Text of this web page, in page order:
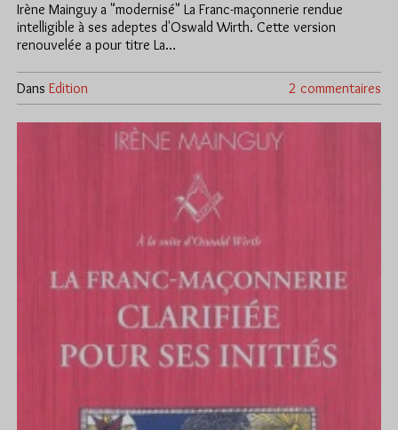
Irène Mainguy a "modernisé" La Franc-maçonnerie rendue
intelligible à ses adeptes d'Oswald Wirth. Cette version
renouvelée a pour titre La…
Dans Edition 2 commentaires